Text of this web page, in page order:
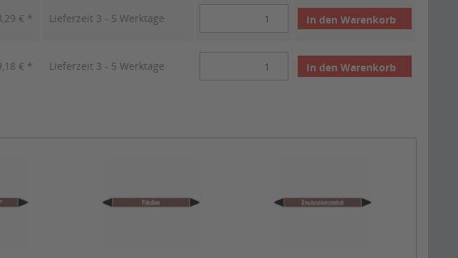
€ * Lieferzeit 3 - 5 Werktage In den Warenkorb
€ * Lieferzeit 3 - 5 Werktage In den Warenkorb